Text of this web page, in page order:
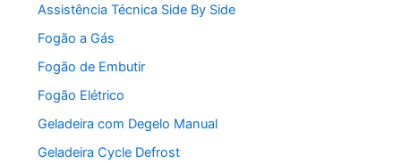
Assistência Técnica Side By Side
Fogão a Gás
Fogão de Embutir
Fogão Elétrico
Geladeira com Degelo Manual
Geladeira Cycle Defrost